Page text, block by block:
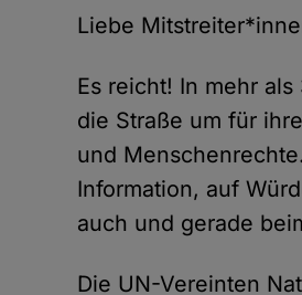
Liebe
Es reicht! In mehr
die Straße um für
und
Information, auf
auch und gerade
Die UN-Vereinten